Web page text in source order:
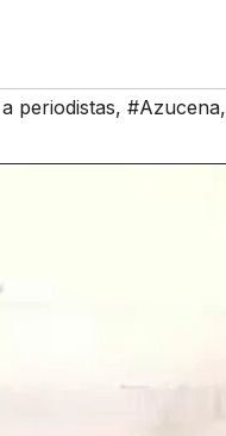
periodistas, #Azucena,